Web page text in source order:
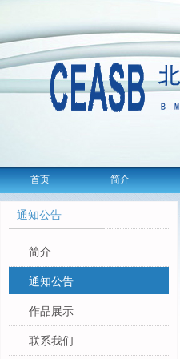
首页 简介
通知公告
简介
通知公告
作品展示
联系我们